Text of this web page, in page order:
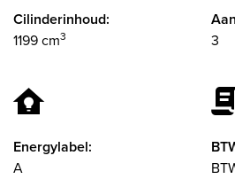
Cilinderinhoud:
1199 cm3
3
Energylabel:
A